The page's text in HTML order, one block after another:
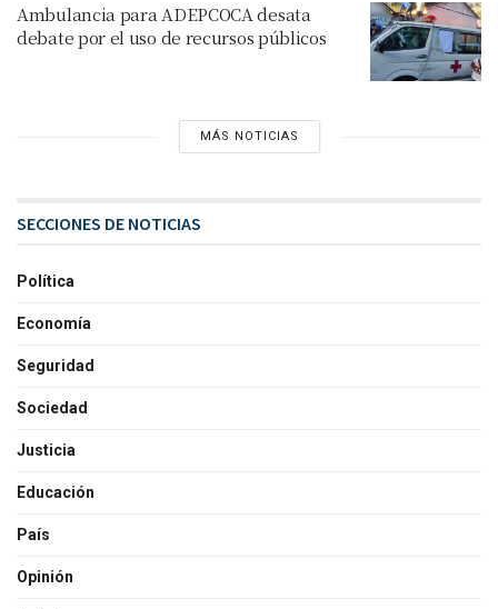
Ambulancia para ADEPCOCA desata
debate por el uso de recursos públicos
MÁS NOTICIAS
SECCIONES DE NOTICIAS
Política
Economía
Seguridad
Sociedad
Justicia
Educación
País
Opinión